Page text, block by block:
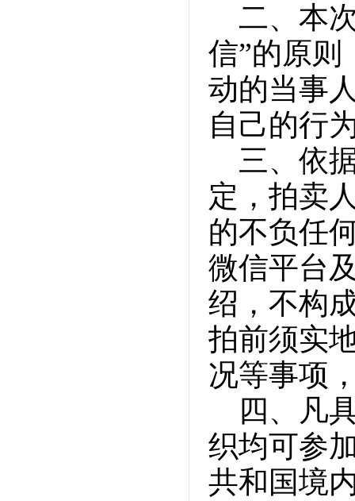
二、本
信”的原则
动的当事
自己的行
三、依
定，拍卖
的不负任
微信平台
绍，不构
拍前须实
况等事项
四、凡
织均可参
共和国境